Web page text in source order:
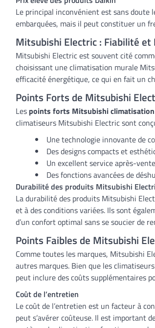
Le principal inconvénient est sans doute
embarquées, mais il peut constituer un
Mitsubishi Electric : Fiabilité et
Mitsubishi Electric est souvent cité
choisissant une climatisation murale
efficacité énergétique, ce qui en fait un
Points Forts de Mitsubishi
Les points forts Mitsubishi climatisation
climatiseurs Mitsubishi Electric sont
Une technologie innovante de
Des designs compacts et
Un excellent service après-vente
Des fonctions avancées de
Durabilité des produits Mitsubishi
La durabilité des produits Mitsubishi
et à des conditions variées. Ils sont
d’un confort optimal sans se soucier de
Points Faibles de Mitsubishi
Comme toutes les marques, Mitsubishi
autres marques. Bien que les
peut inclure des coûts supplémentaires
Coût de l’entretien
Le coût de l’entretien est un facteur à
peut s’avérer coûteuse. Il est important